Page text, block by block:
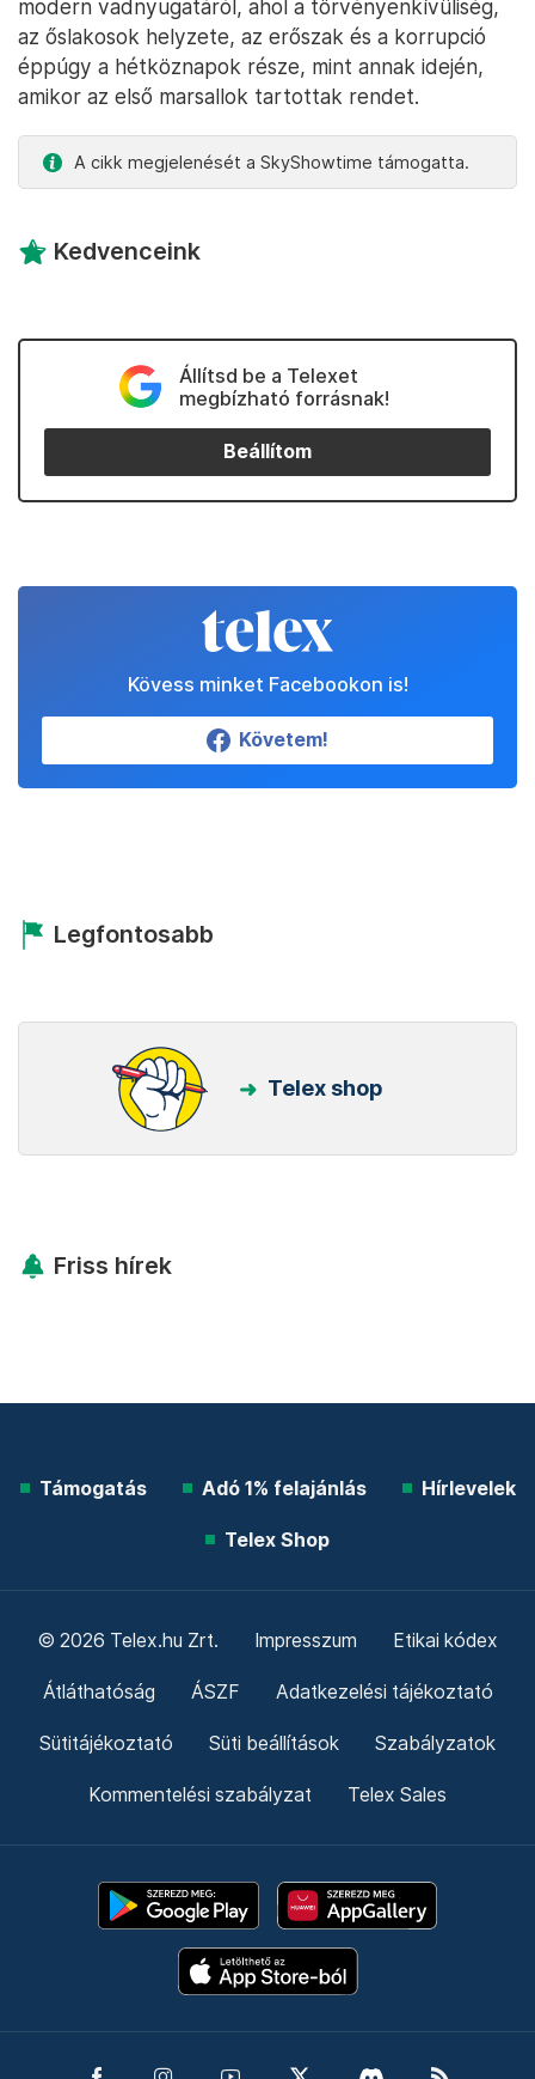
modern vadnyugatáról, ahol a törvényenkívüliség,
az őslakosok helyzete, az erőszak és a korrupció
éppúgy a hétköznapok része, mint annak idején,
amikor az első marsallok tartottak rendet.
A cikk megjelenését a SkyShowtime támogatta.
Kedvenceink
Állítsd be a Telexet
megbízható forrásnak!
Beállítom
Kövess minket Facebookon is!
Követem!
Legfontosabb
Telex shop
Friss hírek
Támogatás Adó 1% felajánlás Hírlevelek
Telex Shop
© 2026 Telex.hu Zrt. Impresszum Etikai kódex
Átláthatóság ÁSZF Adatkezelési tájékoztató
Sütitájékoztató Süti beállítások Szabályzatok
Kommentelési szabályzat Telex Sales